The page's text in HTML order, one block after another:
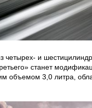
четырех- и
станет
объемом 3,0 литра,